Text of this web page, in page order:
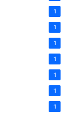
1
1
1
1
1
1
1